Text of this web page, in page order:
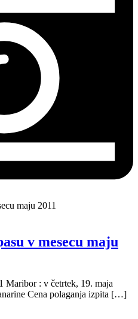
v mesecu maju
Maribor : v četrtek, 19. maja
Cena polaganja izpita […]